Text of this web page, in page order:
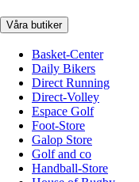
Våra butiker
Basket-Center
Daily Bikers
Direct Running
Direct-Volley
Espace Golf
Foot-Store
Galop Store
Golf and co
Handball-Store